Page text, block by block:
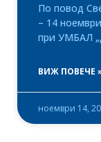
По повод
– 14
при УМБАЛ
ВИЖ ПОВЕЧЕ
ноември 14,